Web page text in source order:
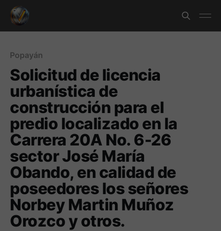
Popayán
Solicitud de licencia
urbanística de
construcción para el
predio localizado en la
Carrera 20A No. 6-26
sector José María
Obando, en calidad de
poseedores los señores
Norbey Martin Muñoz
Orozco y otros.